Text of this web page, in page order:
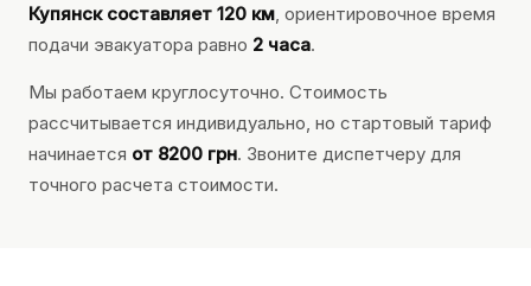
Купянск составляет 120 км, ориентировочное время
подачи эвакуатора равно 2 часа.
Мы работаем круглосуточно. Стоимость
рассчитывается индивидуально, но стартовый тариф
начинается от 8200 грн. Звоните диспетчеру для
точного расчета стоимости.